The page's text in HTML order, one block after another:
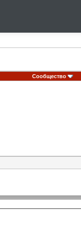
Сообщество